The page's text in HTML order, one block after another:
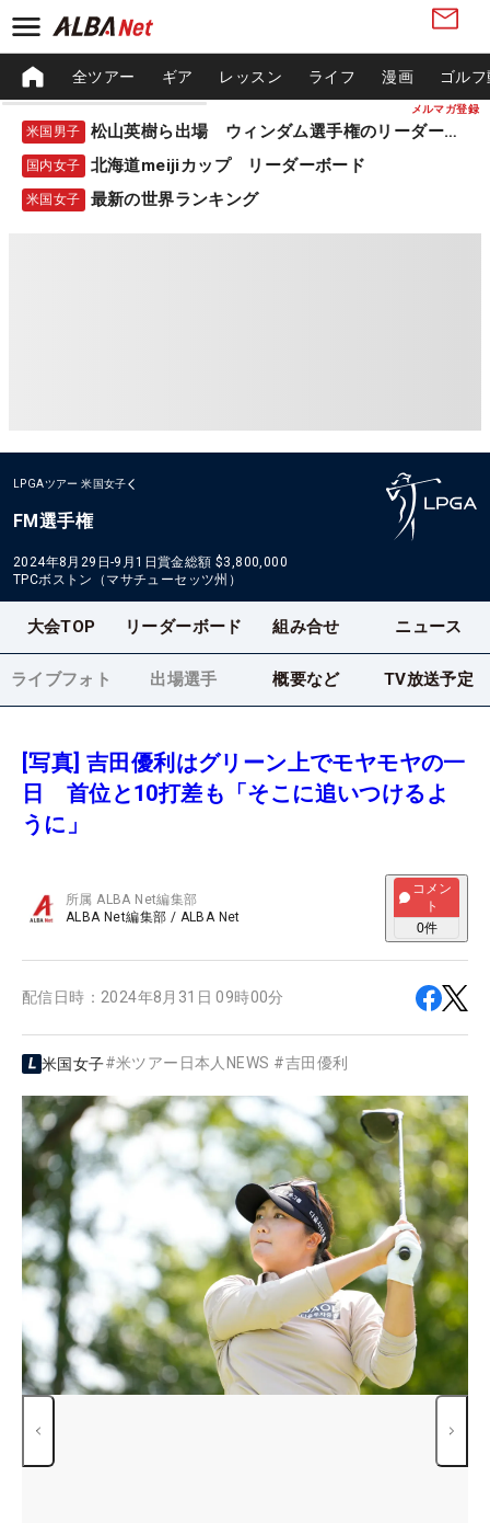
メルマガ登録
全ツアー ギア レッスン ライフ 漫画 ゴル
米国男子 松山英樹ら出場 ウィンダム選手権のリーダーボード
国内女子 北海道meijiカップ リーダーボード
米国女子 最新の世界ランキング
LPGAツアー 米国女子
FM選手権
2024年8月29日-9月1日賞金総額 $3,800,000
TPCボストン（マサチューセッツ州）
大会TOP リーダーボード 組み合せ ニュース
ライブフォト 出場選手 概要など TV放送予定
[写真] 吉田優利はグリーン上でモヤモヤの一
日 首位と10打差も「そこに追いつけるよ
うに」
所属ALBA Net編集部
ALBA Net編集部 / ALBA Net
コメン
ト
0件
配信日時： 2024年8月31日 09時00分
米国女子#米ツアー日本人NEWS #吉田優利